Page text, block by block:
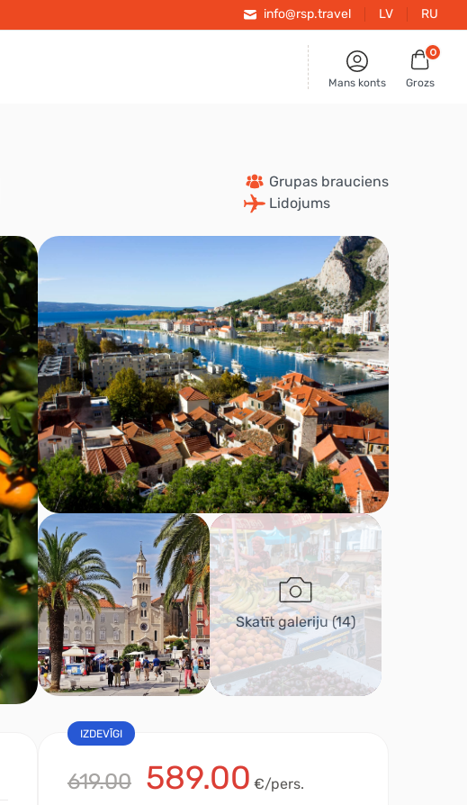
info@rsp.travel LV RU
Mans konts
0
Grozs
Grupas brauciens
Lidojums
Skatīt galeriju(14)
IZDEVĪGI
619.00 589.00 €/pers.